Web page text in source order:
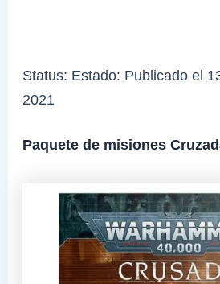
Status: Estado: Publicado el
2021
Paquete de misiones